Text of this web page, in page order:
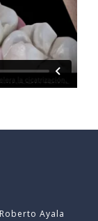
Ayala